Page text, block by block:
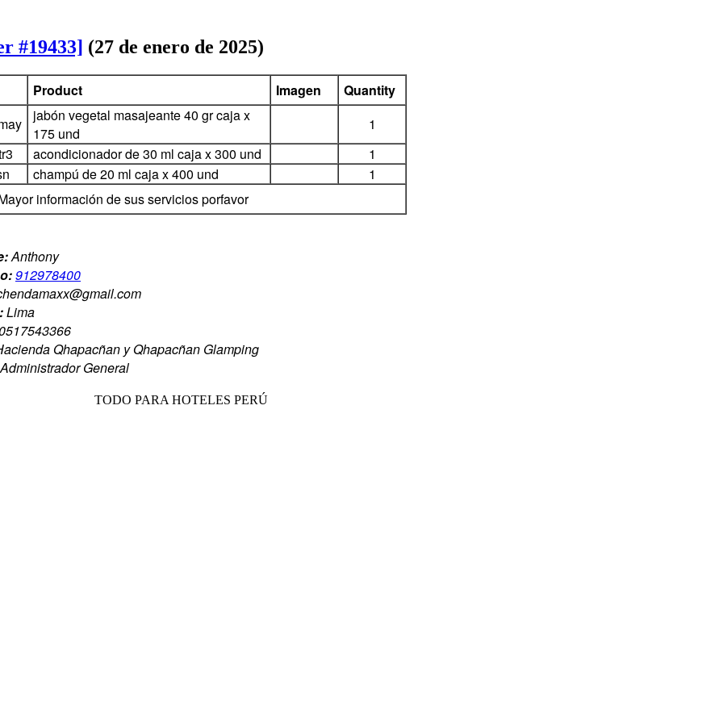
#19433] (27 de enero de 2025)
Product Imagen
Quantity
jabón vegetal masajeante 40 gr caja x
175 und
1
acondicionador de 30 ml caja x 300 und
1
champú de 20 ml caja x 400 und
1
información de sus servicios porfavor
Anthony
912978400
Lima
Qhapacñan y Qhapacñan Glamping
Administrador General
TODO PARA HOTELES PERÚ